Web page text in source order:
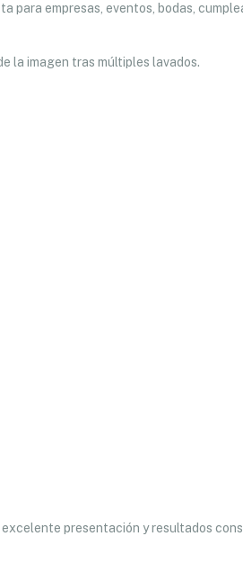
empresas, eventos, bodas,
la imagen tras múltiples lavados.
presentación y resultados